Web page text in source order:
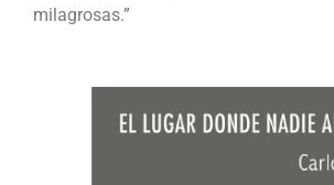
milagrosas.”